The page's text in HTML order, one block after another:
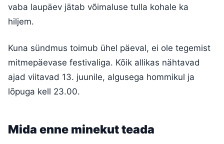
vaba laupäev jätab võimaluse tulla kohale ka
hiljem.
Kuna sündmus toimub ühel päeval, ei ole tegemist
mitmepäevase festivaliga. Kõik allikas nähtavad
ajad viitavad 13. juunile, algusega hommikul ja
lõpuga kell 23.00.
Mida enne minekut teada